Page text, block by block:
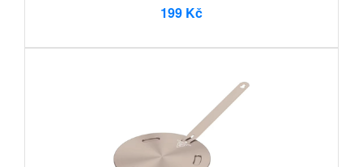
199 Kč